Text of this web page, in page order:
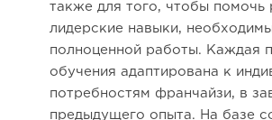
также для того, чтобы помочь
лидерские навыки,
полноценной работы. Каждая
обучения адаптирована к
потребностям франчайзи, в
предыдущего опыта. На базе